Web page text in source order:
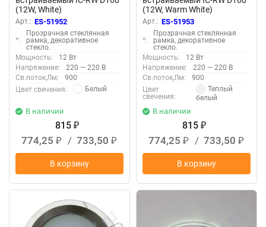
(12W, White)
Арт.: ES-51952
*:
Прозрачная стеклянная
рамка, декоративное
стекло.
Мощность:
12 Вт
Напряжение:
220 — 220 В
Св.поток,Лм:
900
Цвет свечения:
Белый
В наличии
815 ₽
774,25 ₽ / 733,50 ₽
В корзину
(12W, Warm White)
Арт.: ES-51953
*:
Прозрачная стеклянная
рамка, декоративное
стекло.
Мощность:
12 Вт
Напряжение:
220 — 220 В
Св.поток,Лм:
900
Цвет
свечения:
Теплый
белый
В наличии
815 ₽
774,25 ₽ / 733,50 ₽
В корзину